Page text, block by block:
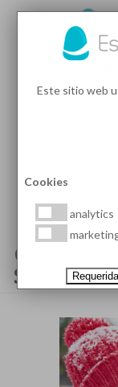
SONRISA
Este sitio web
Cookies
analytics